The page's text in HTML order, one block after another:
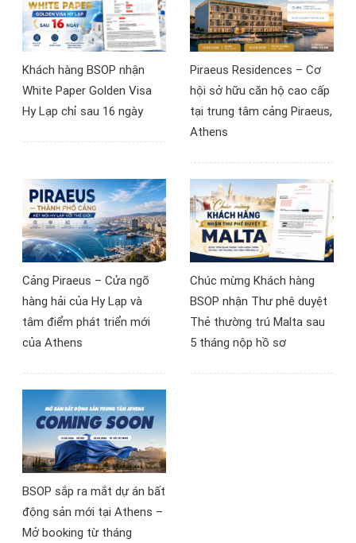
Khách hàng BSOP nhận
White Paper Golden Visa
Hy Lạp chỉ sau 16 ngày
Piraeus Residences – Cơ
hội sở hữu căn hộ cao cấp
tại trung tâm cảng Piraeus,
Athens
Cảng Piraeus – Cửa ngõ
hàng hải của Hy Lạp và
tâm điểm phát triển mới
của Athens
Chúc mừng Khách hàng
BSOP nhận Thư phê duyệt
Thẻ thường trú Malta sau
5 tháng nộp hồ sơ
BSOP sắp ra mắt dự án bất
động sản mới tại Athens –
Mở booking từ tháng